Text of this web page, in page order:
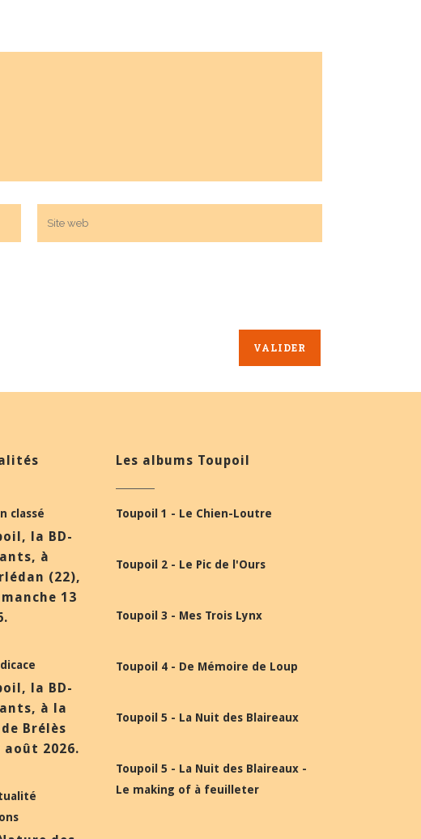
classé
la BD-
à
(22),
13
la BD-
à la
Brélès
août 2026.
Les albums Toupoil
Toupoil 1 - Le Chien-Loutre
Toupoil 2 - Le Pic de l'Ours
Toupoil 3 - Mes Trois Lynx
Toupoil 4 - De Mémoire de Loup
Toupoil 5 - La Nuit des Blaireaux
Toupoil 5 - La Nuit des Blaireaux -
Le making of à feuilleter